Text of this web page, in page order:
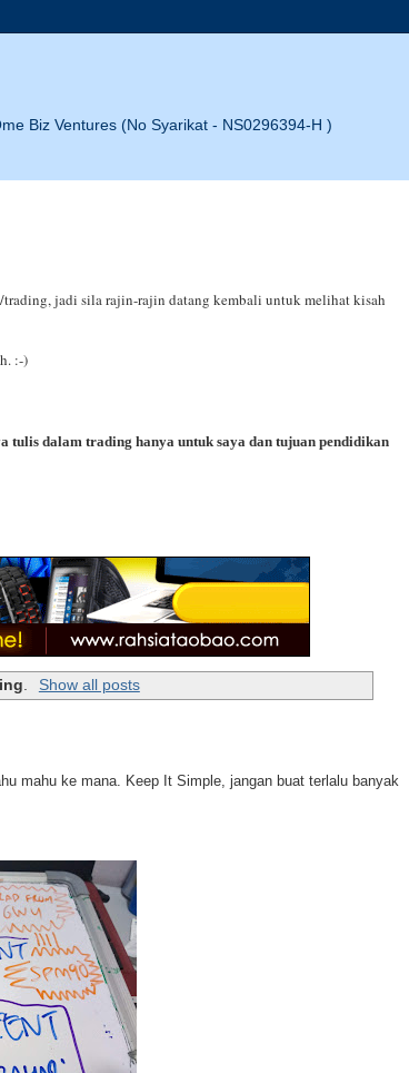
Biz Ventures (No Syarikat - NS0296394-H )
jadi sila rajin-rajin datang kembali untuk melihat kisah
:-)
tulis dalam trading hanya untuk saya dan tujuan pendidikan
Show all posts
mahu ke mana. Keep It Simple, jangan buat terlalu banyak